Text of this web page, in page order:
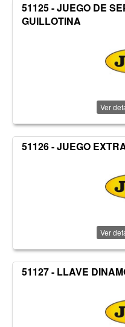
51125 - JUEGO DE
GUILLOTINA
Ver
51126 - JUEGO
Ver
51127 - LLAVE